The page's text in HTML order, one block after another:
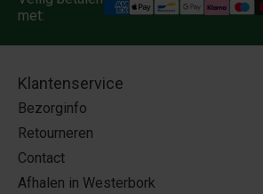
met:
Klantenservice
Bezorginfo
Retourneren
Contact
Afhalen in Westerbork